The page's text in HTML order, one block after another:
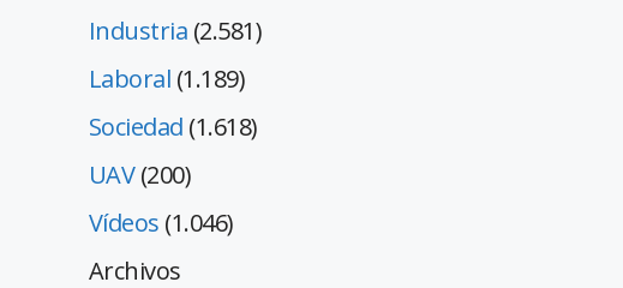
Industria (2.581)
Laboral (1.189)
Sociedad (1.618)
UAV(200)
Vídeos (1.046)
Archivos